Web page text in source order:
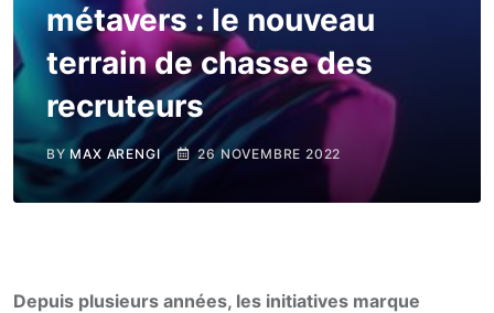
métavers : le nouveau
terrain de chasse des
recruteurs
BY MAX ARENGI 26 NOVEMBRE 2022
Depuis plusieurs années, les initiatives marque